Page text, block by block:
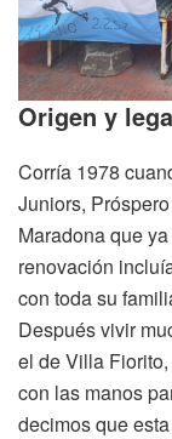
Origen y
Corría 1978
Juniors,
Maradona que
renovación
con toda su
Después vivir
el de Villa
con las manos
decimos que